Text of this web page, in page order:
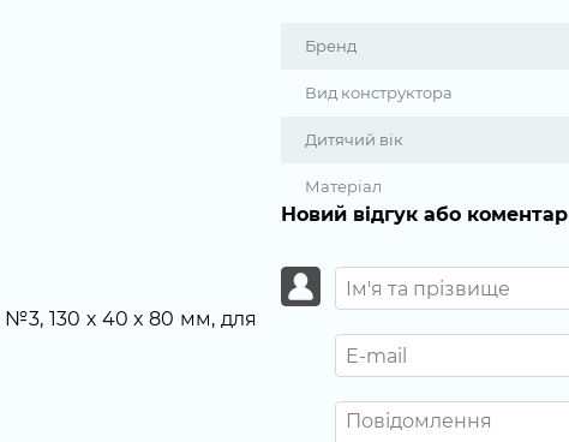
№3, 130 х 40 х 80 мм, для
Бренд
Вид конструктора
Дитячий вік
Матеріал
Новий відгук або коментар